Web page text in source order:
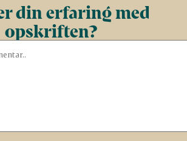
din erfaring med
opskriften?